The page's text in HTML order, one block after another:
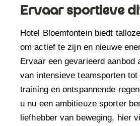
Ervaar sportieve
Hotel Bloemfontein biedt
om actief te zijn en nieuwe
Ervaar een gevarieerd aanbod
van intensieve teamsporten tot
training en ontspannende
u nu een ambitieuze sporter
liefhebber van beweging, hier